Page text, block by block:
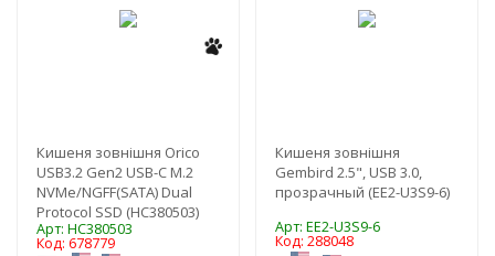
Кишеня зовнішня Orico
USB3.2 Gen2 USB-C M.2
NVMe/NGFF(SATA) Dual
Protocol SSD (HC380503)
Арт: HC380503
Код: 678779
Кишеня зовнішня
Gembird 2.5", USB 3.0,
прозрачный (EE2-U3S9-6)
Арт: EE2-U3S9-6
Код: 288048